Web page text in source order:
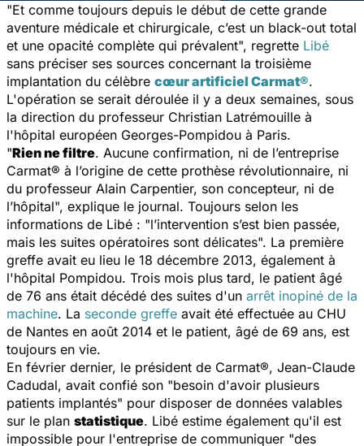
"Et comme toujours depuis le début de cette grande
aventure médicale et chirurgicale, c’est un black-out total
et une opacité complète qui prévalent", regrette Libé
sans préciser ses sources concernant la troisième
implantation du célèbre cœur artificiel Carmat®.
L'opération se serait déroulée il y a deux semaines, sous
la direction du professeur Christian Latrémouille à
l'hôpital européen Georges-Pompidou à Paris.
"Rien ne filtre. Aucune confirmation, ni de l’entreprise
Carmat® à l’origine de cette prothèse révolutionnaire, ni
du professeur Alain Carpentier, son concepteur, ni de
l’hôpital", explique le journal. Toujours selon les
informations de Libé : "l’intervention s’est bien passée,
mais les suites opératoires sont délicates". La première
greffe avait eu lieu le 18 décembre 2013, également à
l'hôpital Pompidou. Trois mois plus tard, le patient âgé
de 76 ans était décédé des suites d'un arrêt inopiné de la
machine. La seconde greffe avait été effectuée au CHU
de Nantes en août 2014 et le patient, âgé de 69 ans, est
toujours en vie.
En février dernier, le président de Carmat®, Jean-Claude
Cadudal, avait confié son "besoin d'avoir plusieurs
patients implantés" pour disposer de données valables
sur le plan statistique. Libé estime également qu'il est
impossible pour l'entreprise de communiquer "des